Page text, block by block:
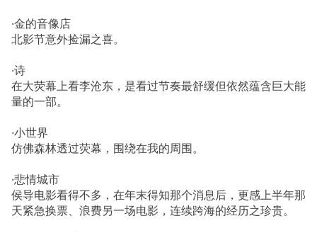
·金的音像店
北影节意外捡漏之喜。
·诗
在大荧幕上看李沧东，是看过节奏最舒缓但依然蕴含巨大能
量的一部。
·小世界
仿佛森林透过荧幕，围绕在我的周围。
·悲情城市
侯导电影看得不多，在年末得知那个消息后，更感上半年那
天紧急换票、浪费另一场电影，连续跨海的经历之珍贵。